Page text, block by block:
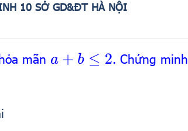
10 SỞ GD&ĐT HÀ NỘI
mãn a+b≤2
. Chứng minh